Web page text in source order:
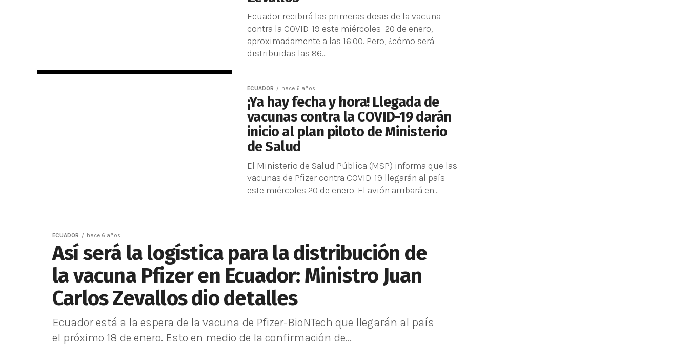
Ecuador recibirá las primeras dosis de la vacuna
contra la COVID-19 este miércoles 20 de enero,
aproximadamente a las 16:00. Pero, ¿cómo será
distribuidas las 86...
ECUADOR hace 6 años
¡Ya hay fecha y hora! Llegada de
vacunas contra la COVID-19 darán
inicio al plan piloto de Ministerio
de Salud
El Ministerio de Salud Pública (MSP) informa que las
vacunas de Pfizer contra COVID-19 llegarán al país
este miércoles 20 de enero. El avión arribará en...
ECUADOR hace 6 años
Así será la logística para la distribución de
la vacuna Pfizer en Ecuador: Ministro Juan
Carlos Zevallos dio detalles
Ecuador está a la espera de la vacuna de Pfizer-BioNTech que llegarán al país
el próximo 18 de enero. Esto en medio de la confirmación de...